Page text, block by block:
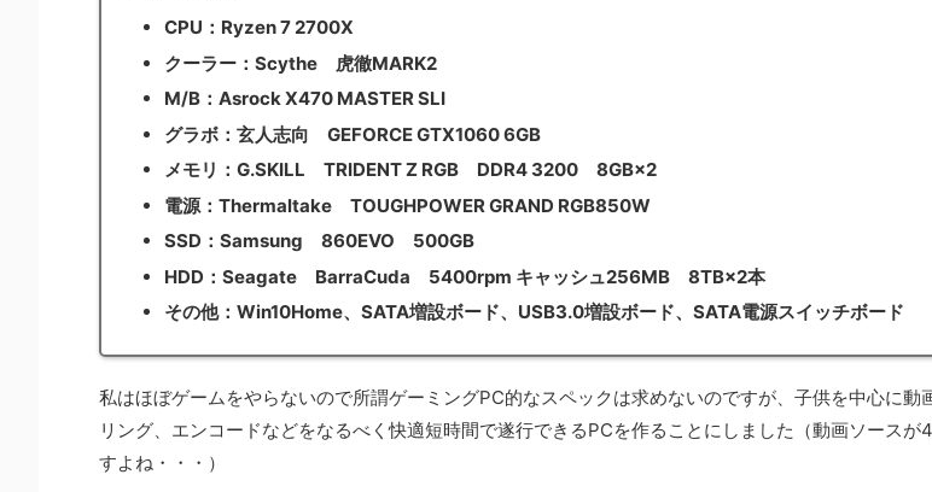
CPU：Ryzen 7 2700X
クーラー：Scythe 虎徹MARK2
M/B：Asrock X470 MASTER SLI
グラボ：玄人志向 GEFORCE GTX1060 6GB
メモリ：G.SKILL TRIDENT Z RGB DDR4 3200 8GB×2
電源：Thermaltake TOUGHPOWER GRAND RGB850W
SSD：Samsung 860EVO 500GB
HDD：Seagate BarraCuda 5400rpm キャッシュ256MB 8TB×2本
その他：Win10Home、SATA増設ボード、USB3.0増設ボード、SATA電源スイッチボード
私はほぼゲームをやらないので所謂ゲーミングPC的なスペックは求めないのですが、子供を中心に動
リング、エンコードなどをなるべく快適短時間で遂行できるPCを作ることにしました（動画ソースが
すよね・・・）